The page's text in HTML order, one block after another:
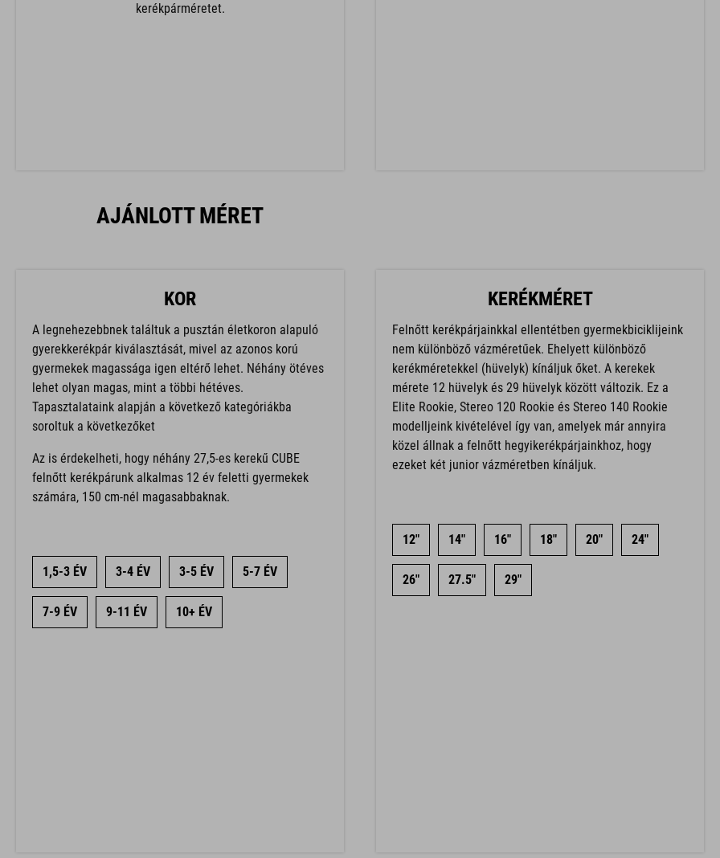
kerékpárméretet.
AJÁNLOTT MÉRET
KOR
A legnehezebbnek találtuk a pusztán életkoron alapuló
gyerekkerékpár kiválasztását, mivel az azonos korú
gyermekek magassága igen eltérő lehet. Néhány ötéves
lehet olyan magas, mint a többi hétéves.
Tapasztalataink alapján a következő kategóriákba
soroltuk a következőket
Az is érdekelheti, hogy néhány 27,5-es kerekű CUBE
felnőtt kerékpárunk alkalmas 12 év feletti gyermekek
számára, 150 cm-nél magasabbaknak.
1,5-3 ÉV 3-4 ÉV 3-5 ÉV 5-7 ÉV
7-9 ÉV 9-11 ÉV 10+ ÉV
KERÉKMÉRET
Felnőtt kerékpárjainkkal ellentétben gyermekbiciklijeink
nem különböző vázméretűek. Ehelyett különböző
kerékméretekkel (hüvelyk) kínáljuk őket. A kerekek
mérete 12 hüvelyk és 29 hüvelyk között változik. Ez a
Elite Rookie, Stereo 120 Rookie és Stereo 140 Rookie
modelljeink kivételével így van, amelyek már annyira
közel állnak a felnőtt hegyikerékpárjainkhoz, hogy
ezeket két junior vázméretben kínáljuk.
12" 14" 16" 18" 20" 24"
26" 27.5" 29"